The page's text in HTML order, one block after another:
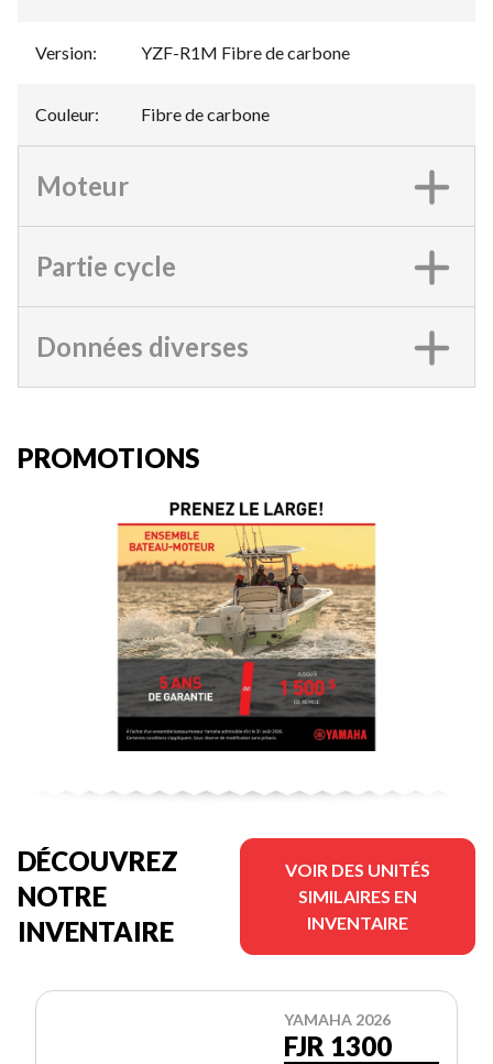
Version: YZF-R1M Fibre de carbone
Couleur: Fibre de carbone
Moteur
Partie cycle
Données diverses
PROMOTIONS
DÉCOUVREZ
NOTRE
INVENTAIRE
VOIR DES UNITÉS
SIMILAIRES EN
INVENTAIRE
YAMAHA 2026
FJR 1300